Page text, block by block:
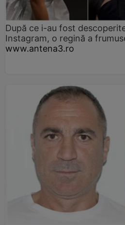
După ce i-au fost
Instagram, o regină a
www.antena3.ro